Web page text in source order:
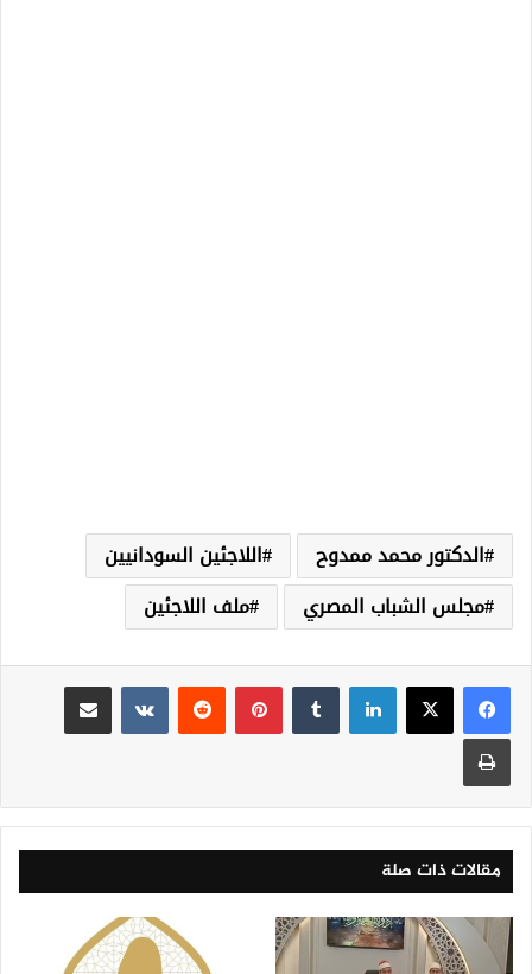
الدكتور محمد ممدوح
اللاجئين السودانيين
مجلس الشباب المصري
ملف اللاجئين
لينكدإن بينتيريست
مقالات ذات صلة